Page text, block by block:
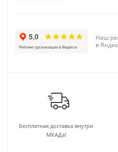
Наш
в
Бесплатная доставка внутри
МКАДа!